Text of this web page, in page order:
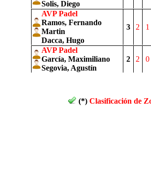
Solis, Diego
AVP Padel
Ramos, Fernando
Martin
Dacca, Hugo
3 2 1
AVP Padel
García, Maximiliano
Segovia, Agustín
2 2 0
(*) Clasificación de